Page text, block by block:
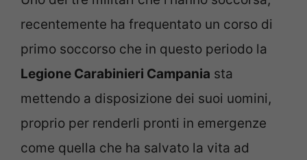
recentemente ha frequentato un corso di
primo soccorso che in questo periodo la
Legione Carabinieri Campania sta
mettendo a disposizione dei suoi uomini,
proprio per renderli pronti in emergenze
come quella che ha salvato la vita ad